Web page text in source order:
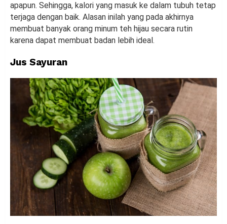
apapun. Sehingga, kalori yang masuk ke dalam tubuh tetap
terjaga dengan baik. Alasan inilah yang pada akhirnya
membuat banyak orang minum teh hijau secara rutin
karena dapat membuat badan lebih ideal.
Jus Sayuran